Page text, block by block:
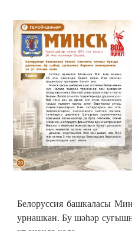
Белоруссия башкаласы
урнашкан. Бу шәһәр